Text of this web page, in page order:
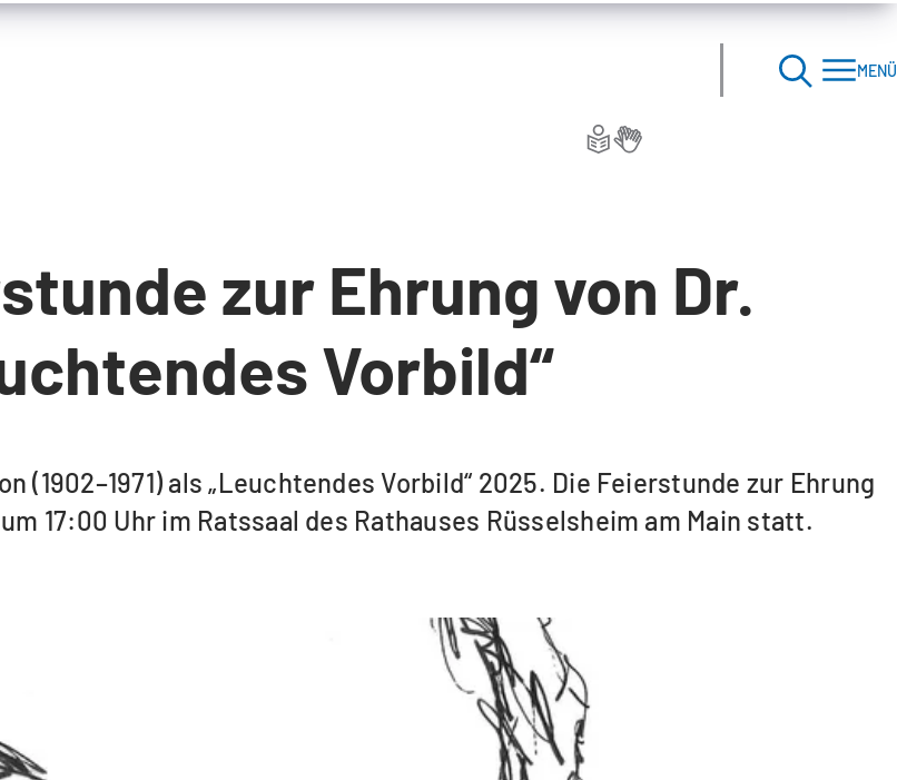
MENÜ
zur Ehrung von Dr.
Vorbild“
(1902–1971) als „Leuchtendes Vorbild“ 2025. Die Feierstunde zur Ehrung
17:00 Uhr im Ratssaal des Rathauses Rüsselsheim am Main statt.